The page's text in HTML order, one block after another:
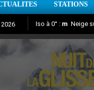
STATIONS
Iso à 0° : m Neige
2018